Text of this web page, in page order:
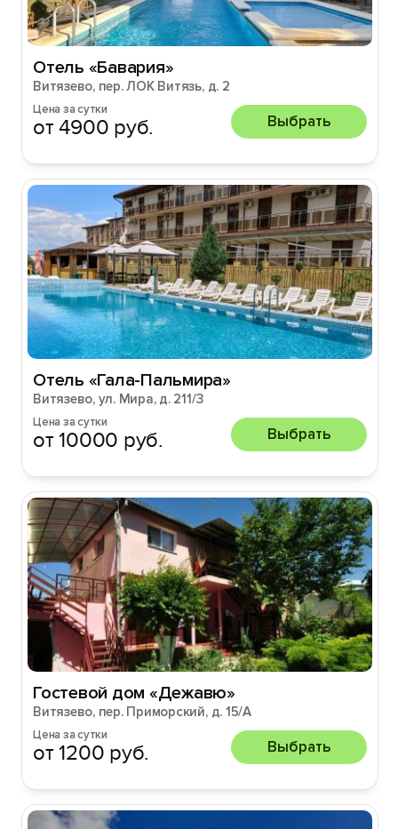
Отель «Бавария»
Витязево, пер. ЛОК Витязь, д. 2
Цена за сутки
от 4900 руб. Выбрать
Отель «Гала-Пальмира»
Витязево, ул. Мира, д. 211/3
Цена за сутки
от 10000 руб. Выбрать
Гостевой дом «Дежавю»
Витязево, пер. Приморский, д. 15/А
Цена за сутки
от 1200 руб. Выбрать